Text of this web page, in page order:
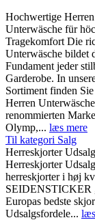
Hochwertige Herren
Unterwäsche für
Tragekomfort Die
Unterwäsche bildet
Fundament jeder
Garderobe. In
Sortiment finden
Herren
renommierten
Olymp,... læs mere
Til kategori Salg
Herreskjorter
Herreskjorter
herreskjorter i høj
Europas bedste
Udsalgsfordele...